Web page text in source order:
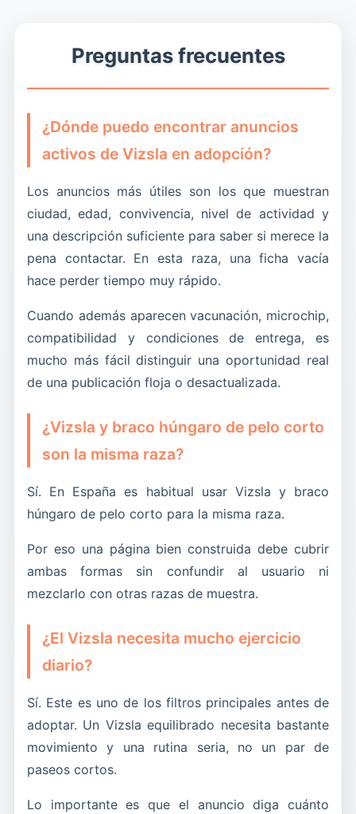
Cuando solo pone que es fácil de mantener, se
alcance real del anuncio y mejora la calidad de
convivencia y nivel de obediencia.
Cuanto más concreto sea en ese punto, mejor
las medias verdades atraen justo a la persona
equivocada.
Preguntas frecuentes
¿Dónde puedo encontrar anuncios
activos de Vizsla en adopción?
Los anuncios más útiles son los que muestran
ciudad, edad, convivencia, nivel de actividad y
una descripción suficiente para saber si merece la
pena contactar. En esta raza, una ficha vacía
hace perder tiempo muy rápido.
Cuando además aparecen vacunación, microchip,
compatibilidad y condiciones de entrega, es
mucho más fácil distinguir una oportunidad real
de una publicación floja o desactualizada.
¿Vizsla y braco húngaro de pelo corto
son la misma raza?
Sí. En España es habitual usar Vizsla y braco
húngaro de pelo corto para la misma raza.
Por eso una página bien construida debe cubrir
ambas formas sin confundir al usuario ni
mezclarlo con otras razas de muestra.
¿El Vizsla necesita mucho ejercicio
diario?
Sí. Este es uno de los filtros principales antes de
adoptar. Un Vizsla equilibrado necesita bastante
movimiento y una rutina seria, no un par de
paseos cortos.
Lo importante es que el anuncio diga cuánto